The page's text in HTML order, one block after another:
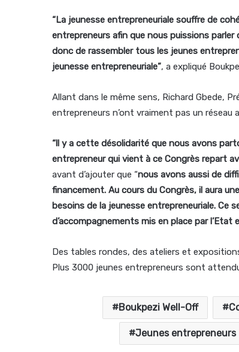
“La jeunesse entrepreneuriale souffre de
entrepreneurs afin que nous puissions
donc de rassembler tous les jeunes
jeunesse entrepreneuriale”, a expliqué
Allant dans le même sens, Richard Gbede,
entrepreneurs n’ont vraiment pas un
“ll y a cette désolidarité que nous avons
entrepreneur qui vient à ce Congrès repart
avant d’ajouter que “nous avons aussi de
financement. Au cours du Congrès, il aura
besoins de la jeunesse entrepreneuriale. Ce
d’accompagnements mis en place par l’Etat
Des tables rondes, des ateliers et
Plus 3000 jeunes entrepreneurs sont
Boukpezi Well-Off
Jeunes entrepreneurs